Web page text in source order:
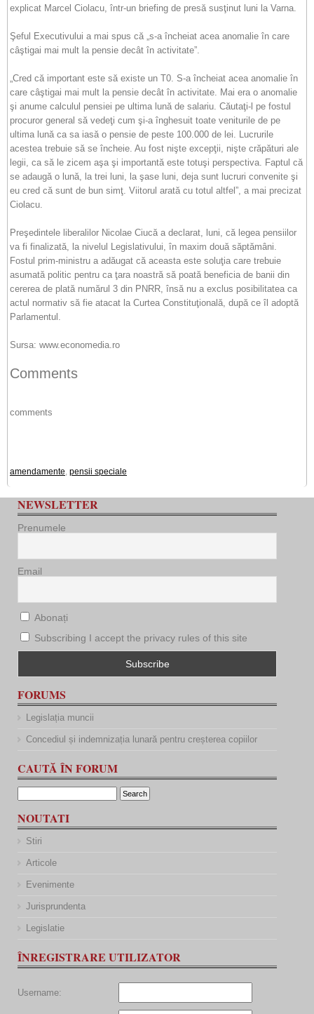
explicat Marcel Ciolacu, într-un briefing de presă susţinut luni la Varna.
Şeful Executivului a mai spus că „s-a încheiat acea anomalie în care
câştigai mai mult la pensie decât în activitate”.
„Cred că important este să existe un T0. S-a încheiat acea anomalie în
care câştigai mai mult la pensie decât în activitate. Mai era o anomalie
şi anume calculul pensiei pe ultima lună de salariu. Căutaţi-l pe fostul
procuror general să vedeţi cum şi-a înghesuit toate veniturile de pe
ultima lună ca sa iasă o pensie de peste 100.000 de lei. Lucrurile
acestea trebuie să se încheie. Au fost nişte excepţii, nişte crăpături ale
legii, ca să le zicem aşa şi importantă este totuşi perspectiva. Faptul că
se adaugă o lună, la trei luni, la şase luni, deja sunt lucruri convenite şi
eu cred că sunt de bun simţ. Viitorul arată cu totul altfel”, a mai precizat
Ciolacu.
Preşedintele liberalilor Nicolae Ciucă a declarat, luni, că legea pensiilor
va fi finalizată, la nivelul Legislativului, în maxim două săptămâni.
Fostul prim-ministru a adăugat că aceasta este soluţia care trebuie
asumată politic pentru ca ţara noastră să poată beneficia de banii din
cererea de plată numărul 3 din PNRR, însă nu a exclus posibilitatea ca
actul normativ să fie atacat la Curtea Constituţională, după ce îl adoptă
Parlamentul.
Sursa: www.economedia.ro
Comments
comments
amendamente, pensii speciale
NEWSLETTER
Prenumele
Email
Abonați
Subscribing I accept the privacy rules of this site
FORUMS
Legislația muncii
Concediul și indemnizația lunară pentru creșterea copiilor
CAUTĂ ÎN FORUM
NOUTATI
Stiri
Articole
Evenimente
Jurisprundenta
Legislatie
ÎNREGISTRARE UTILIZATOR
Username: